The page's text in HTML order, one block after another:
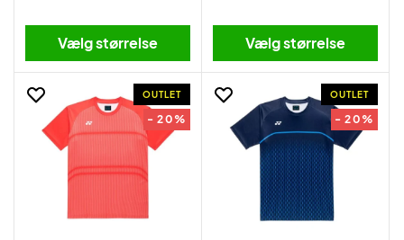
Vælg størrelse Vælg størrelse
OUTLET
- 20%
OUTLET
- 20%